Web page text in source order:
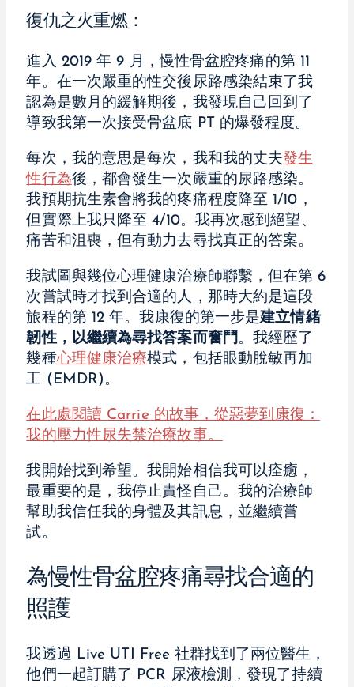
復仇之火重燃：
進入 2019 年 9 月，慢性骨盆腔疼痛的第 11
年。在一次嚴重的性交後尿路感染結束了我
認為是數月的緩解期後，我發現自己回到了
導致我第一次接受骨盆底 PT 的爆發程度。
每次，我的意思是每次，我和我的丈夫發生
性行為後，都會發生一次嚴重的尿路感染。
我預期抗生素會將我的疼痛程度降至 1/10，
但實際上我只降至 4/10。我再次感到絕望、
痛苦和沮喪，但有動力去尋找真正的答案。
我試圖與幾位心理健康治療師聯繫，但在第 6
次嘗試時才找到合適的人，那時大約是這段
旅程的第 12 年。我康復的第一步是建立情緒
韌性，以繼續為尋找答案而奮鬥。我經歷了
幾種心理健康治療模式，包括眼動脫敏再加
工 (EMDR)。
在此處閱讀 Carrie 的故事，從惡夢到康復：
我的壓力性尿失禁治療故事。
我開始找到希望。我開始相信我可以痊癒，
最重要的是，我停止責怪自己。我的治療師
幫助我信任我的身體及其訊息，並繼續嘗
試。
為慢性骨盆腔疼痛尋找合適的
照護
我透過 Live UTI Free 社群找到了兩位醫生，
他們一起訂購了 PCR 尿液檢測，發現了持續